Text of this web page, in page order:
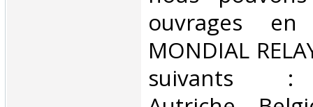
ouvrages
MONDIAL
suivants :